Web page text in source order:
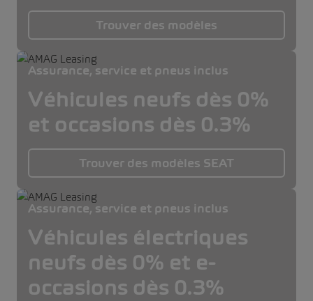
Trouver des modèles
Assurance, service et pneus inclus
Véhicules neufs dès 0%
et occasions dès 0.3%
Trouver des modèles SEAT
Assurance, service et pneus inclus
Véhicules électriques
neufs dès 0% et e-
occasions dès 0.3%